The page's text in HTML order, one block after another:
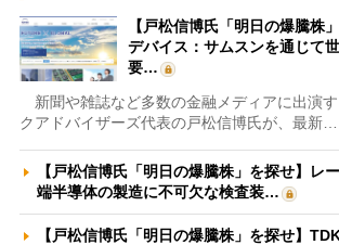
【戸松信博氏「明日の爆騰株
デバイス：サムスンを通じて
要…
新聞や雑誌など多数の金融メディアに出演
クアドバイザーズ代表の戸松信博氏が、最新…
【戸松信博氏「明日の爆騰株」を探せ】レ
端半導体の製造に不可欠な検査装…
【戸松信博氏「明日の爆騰株」を探せ】